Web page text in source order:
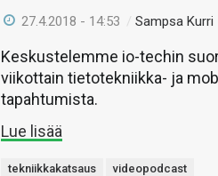
27.4.2018 - 14:53 /Sampsa Kurri
Keskustelemme io-techin
viikottain tietotekniikka- ja
tapahtumista.
Lue lisää
tekniikkakatsaus videopodcast